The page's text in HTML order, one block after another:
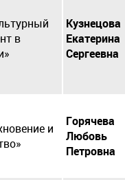
в
Кузнецова
Екатерина
Сергеевна
и
Горячева
Любовь
Петровна